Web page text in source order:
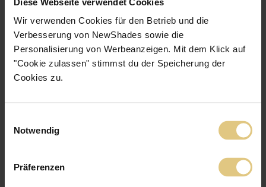
Wir verwenden Cookies für den Betrieb und die
Verbesserung von NewShades sowie die
Personalisierung von Werbeanzeigen. Mit dem Klick auf
"Cookie zulassen" stimmst du der Speicherung der
Cookies zu.
Notwendig
Präferenzen
Einfache und sichere Montage, für alle Fenster oder Türen geeignet